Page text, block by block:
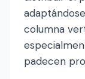
columna
padecen